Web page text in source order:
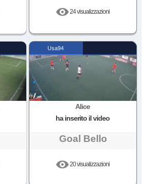
24 visualizzazioni
Usa94
Alice
ha inserito il video
Goal Bello
20 visualizzazioni